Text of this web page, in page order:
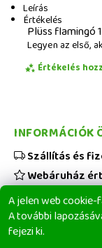
Leírás
Értékelés
Plüss flamingó
Legyen az első,
Értékelés
A jelen web
A további
fejezi ki.
INFORMÁCIÓK
Szállítás és
Webáruház
Üzleti
Elérhetőségeink